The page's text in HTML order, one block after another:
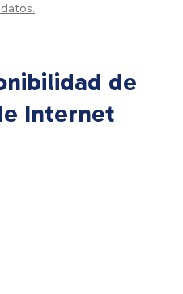
de
Internet